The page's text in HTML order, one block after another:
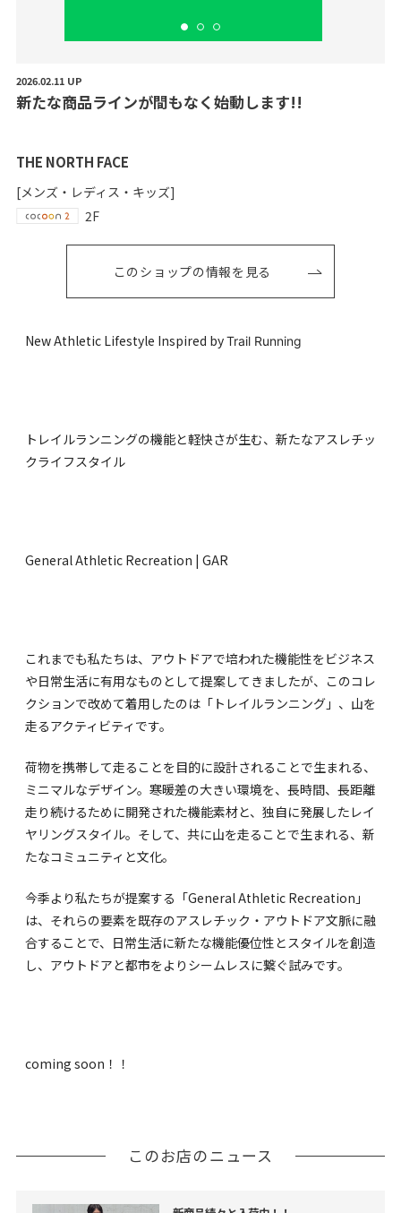
2026.02.11 UP
新たな商品ラインが間もなく始動します!!
THE NORTH FACE
[メンズ・レディス・キッズ]
2F
このショップの情報を見る
New Athletic Lifestyle Inspired byTrail Running
トレイルランニングの機能と軽快さが生む、新たなアスレチッ
クライフスタイル
General Athletic Recreation | GAR
これまでも私たちは、アウトドアで培われた機能性をビジネス
や日常生活に有用なものとして提案してきましたが、このコレ
クションで改めて着用したのは「トレイルランニング」、山を
走るアクティビティです。
荷物を携帯して走ることを目的に設計されることで生まれる、
ミニマルなデザイン。寒暖差の大きい環境を、長時間、長距離
走り続けるために開発された機能素材と、独自に発展したレイ
ヤリングスタイル。そして、共に山を走ることで生まれる、新
たなコミュニティと文化。
今季より私たちが提案する「General Athletic Recreation」
は、それらの要素を既存のアスレチック・アウトドア文脈に融
合することで、日常生活に新たな機能優位性とスタイルを創造
し、アウトドアと都市をよりシームレスに繋ぐ試みです。
coming soon！！
このお店のニュース